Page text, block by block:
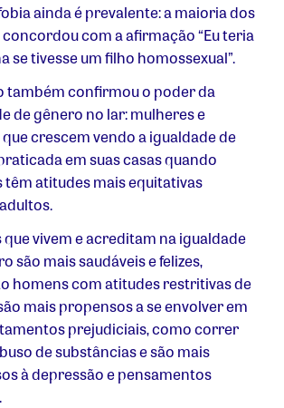
ainda é prevalente: a maioria dos
com a afirmação “Eu teria
se tivesse um filho homossexual”.
também confirmou o poder da
de gênero no lar: mulheres e
crescem vendo a igualdade de
em suas casas quando
têm atitudes mais equitativas
que vivem e acreditam na igualdade
são mais saudáveis e felizes,
homens com atitudes restritivas de
mais propensos a se envolver em
prejudiciais, como correr
de substâncias e são mais
à depressão e pensamentos